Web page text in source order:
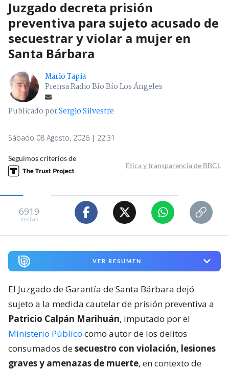
Juzgado decreta prisión
preventiva para sujeto acusado de
secuestrar y violar a mujer en
Santa Bárbara
Mario Tapia
Prensa Radio Bío Bío Los Ángeles
Publicado porSergio Silvestre
Sábado 08 Agosto, 2026 | 22:31
Seguimos criterios de
Ética y transparencia de BBCL
6919
visitas
VER RESUMEN
El Juzgado de Garantía de Santa Bárbara dejó
sujeto a la medida cautelar de prisión preventiva a
Patricio Calpán Marihuán, imputado por el
Ministerio Público como autor de los delitos
consumados desecuestro con violación, lesiones
graves y amenazas de muerte, en contexto de